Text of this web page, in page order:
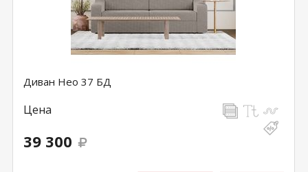
Диван Нео 37 БД
Цена
39 300